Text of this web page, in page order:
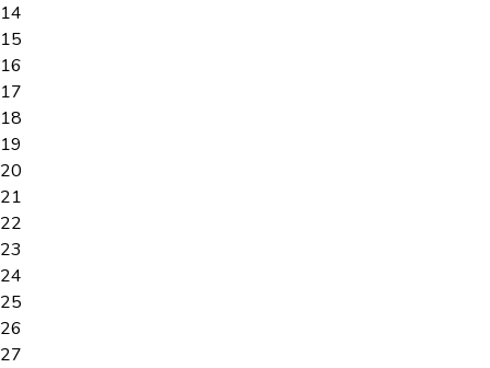
14
15
16
17
18
19
20
21
22
23
24
25
26
27